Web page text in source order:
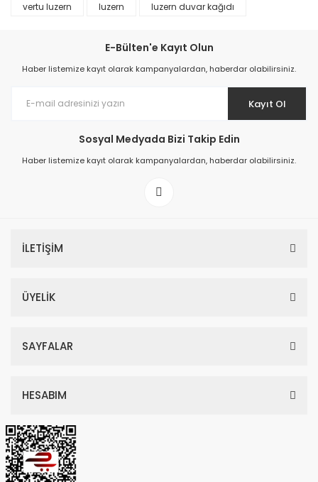
Prime ArtDECO Duvar Kağıdı Tutkalı 500 gr
199,00 TL
vertu luzern
luzern luzern duvar kağıdı
E-Bülten'e Kayıt Olun
Haber listemize kayıt olarak kampanyalardan, haberdar olabilirsiniz.
Kayıt Ol
Sosyal Medyada Bizi Takip Edin
Haber listemize kayıt olarak kampanyalardan, haberdar olabilirsiniz.
İLETİŞİM
ÜYELİK
SAYFALAR
HESABIM